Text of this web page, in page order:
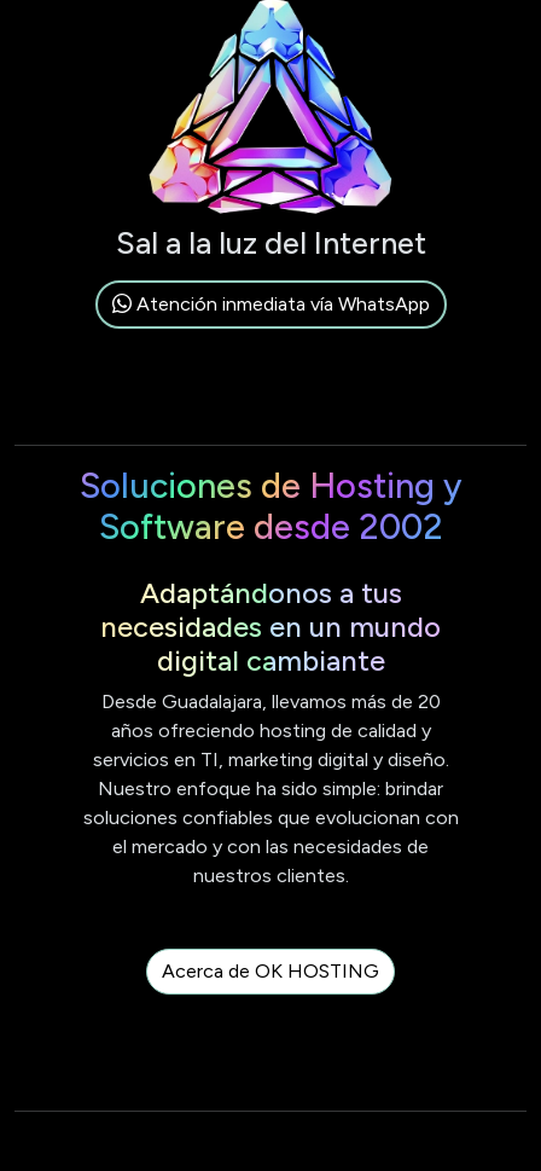
Sal a la luz del Internet
Atención inmediata vía WhatsApp
Soluciones de Hosting y
Software desde 2002
Adaptándonos a tus
necesidades en un mundo
digital cambiante
Desde Guadalajara, llevamos más de 20
años ofreciendo hosting de calidad y
servicios en TI, marketing digital y diseño.
Nuestro enfoque ha sido simple: brindar
soluciones confiables que evolucionan con
el mercado y con las necesidades de
nuestros clientes.
Acerca de OK HOSTING